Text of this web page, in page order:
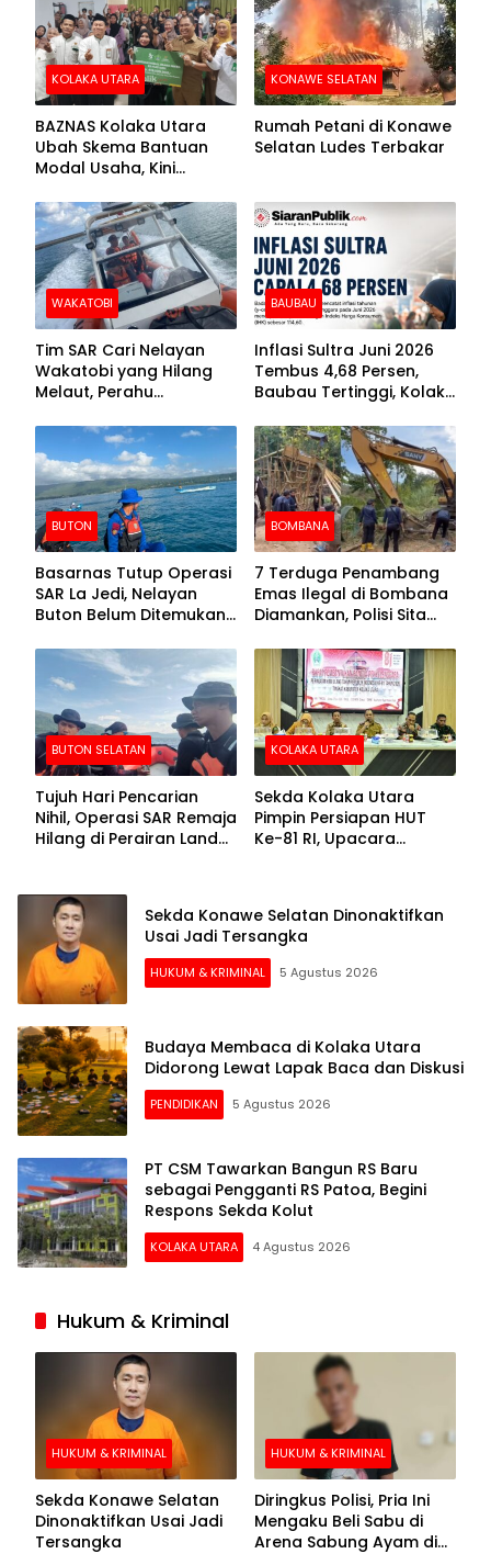
KOLAKA UTARA
BAZNAS Kolaka Utara
Ubah Skema Bantuan
Modal Usaha, Kini
Barang Senilai Rp419,5
Juta
KONAWE SELATAN
Rumah Petani di Konawe
Selatan Ludes Terbakar
WAKATOBI
Tim SAR Cari Nelayan
Wakatobi yang Hilang
Melaut, Perahu
Kemasukan Air
BAUBAU
Inflasi Sultra Juni 2026
Tembus 4,68 Persen,
Baubau Tertinggi, Kolaka
BUTON
Basarnas Tutup Operasi
SAR La Jedi, Nelayan
Buton Belum Ditemukan
BOMBANA
7 Terduga Penambang
Emas Ilegal di Bombana
Diamankan, Polisi Sita
Crusher
BUTON SELATAN
Tujuh Hari Pencarian
Nihil, Operasi SAR Remaja
Hilang di Perairan Lande
KOLAKA UTARA
Sekda Kolaka Utara
Pimpin Persiapan HUT
Ke-81 RI, Upacara
Sekda Konawe Selatan Dinonaktifkan
Usai Jadi Tersangka
HUKUM & KRIMINAL 5 Agustus 2026
Budaya Membaca di Kolaka Utara
Didorong Lewat Lapak Baca dan Diskusi
PENDIDIKAN 5 Agustus 2026
PT CSM Tawarkan Bangun RS Baru
sebagai Pengganti RS Patoa, Begini
Respons Sekda Kolut
KOLAKA UTARA 4 Agustus 2026
Hukum & Kriminal
HUKUM & KRIMINAL
Sekda Konawe Selatan
Dinonaktifkan Usai Jadi
Tersangka
HUKUM & KRIMINAL
Diringkus Polisi, Pria Ini
Mengaku Beli Sabu di
Arena Sabung Ayam di